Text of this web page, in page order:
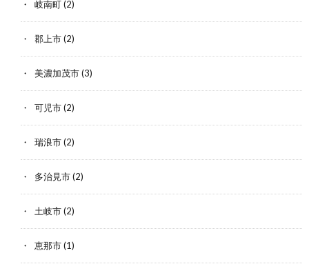
岐南町(2)
郡上市(2)
美濃加茂市(3)
可児市(2)
瑞浪市(2)
多治見市(2)
土岐市(2)
恵那市(1)